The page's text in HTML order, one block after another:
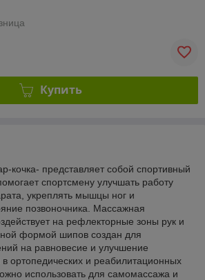
Купить
кочка- представляет собой спортивный
спортсмену улучшать работу
укреплять мышцы ног и
позвоночника. Массажная
на рефлекторные зоны рук и
формой шипов создан для
на равновесие и улучшение
ортопедических и реабилитационных
использовать для самомассажа и